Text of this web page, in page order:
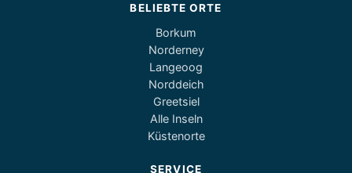
BELIEBTE ORTE
Borkum
Norderney
Langeoog
Norddeich
Greetsiel
Alle Inseln
Küstenorte
SERVICE